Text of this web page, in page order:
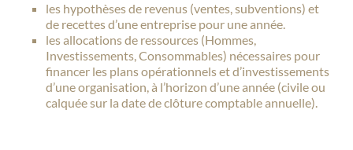
les hypothèses de revenus (ventes, subventions) et
de recettes d’une entreprise pour une année.
les allocations de ressources (Hommes,
Investissements, Consommables) nécessaires pour
financer les plans opérationnels et d’investissements
d’une organisation, à l’horizon d’une année (civile ou
calquée sur la date de clôture comptable annuelle).